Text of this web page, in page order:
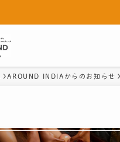
AROUND INDIAからのお知らせ